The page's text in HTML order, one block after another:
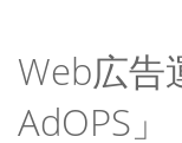
Web広告
AdOPS」